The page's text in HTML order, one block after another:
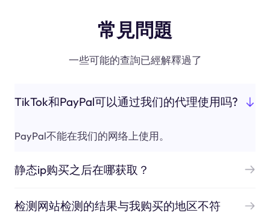
常見問題
一些可能的查詢已經解釋過了
TikTok和PayPal可以通过我们的代理使用吗?
PayPal不能在我们的网络上使用。
静态ip购买之后在哪获取？
检测网站检测的结果与我购买的地区不符